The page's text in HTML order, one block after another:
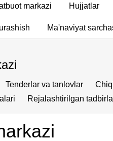
markazi Hujjatlar
Ma'naviyat
Tenderlar va tanlovlar
Rejalashtirilgan